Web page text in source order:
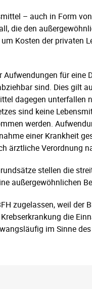
– auch in Form
die den
Kosten der privaten
Aufwendungen für
sind. Dies gilt
dagegen unterfallen
sind keine
werden.
einer Krankheit
ärztliche Verordnung
stellen die
außergewöhnlichen
zugelassen, weil der
die
im Sinne des